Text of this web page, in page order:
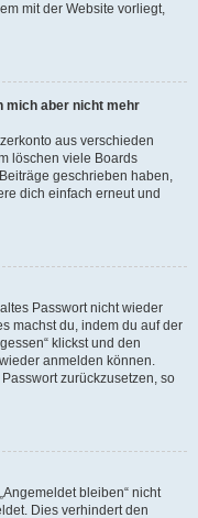
mit der Website vorliegt,
mich aber nicht mehr
aus verschieden
löschen viele Boards
geschrieben haben,
dich einfach erneut und
Passwort nicht wieder
machst du, indem du auf der
klickst und den
anmelden können.
zurückzusetzen, so
bleiben“ nicht
Dies verhindert den